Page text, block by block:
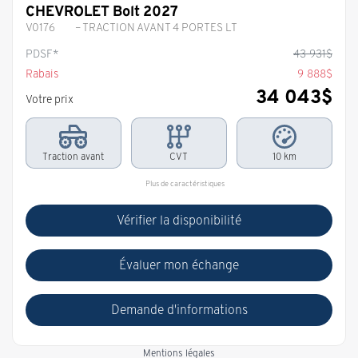
CHEVROLET Bolt 2027
V0176
– TRACTION AVANT 4 PORTES LT
PDSF*
43 931$
Rabais
9 888$
Votre prix
34 043$
Traction avant CVT 10 km
Plus de caractéristiques
Vérifier la disponibilité
Évaluer mon échange
Demande d'informations
Mentions légales